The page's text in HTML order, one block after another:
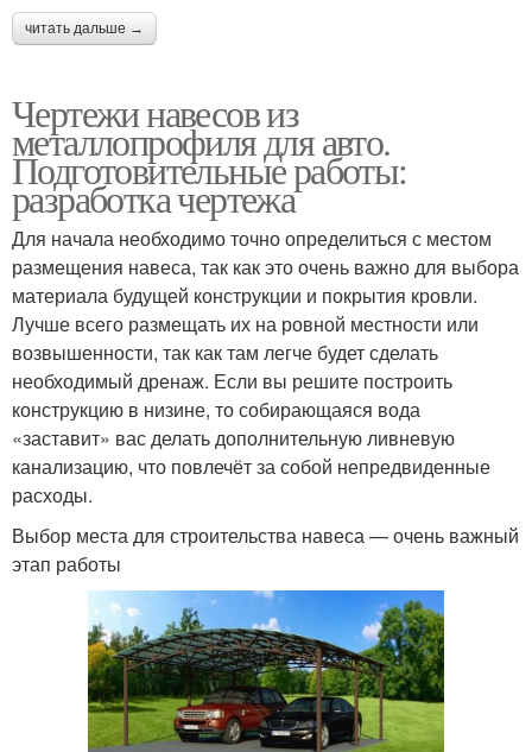
читать дальше →
Чертежи навесов из
металлопрофиля для авто.
Подготовительные работы:
разработка чертежа
Для начала необходимо точно определиться с местом
размещения навеса, так как это очень важно для выбора
материала будущей конструкции и покрытия кровли.
Лучше всего размещать их на ровной местности или
возвышенности, так как там легче будет сделать
необходимый дренаж. Если вы решите построить
конструкцию в низине, то собирающаяся вода
«заставит» вас делать дополнительную ливневую
канализацию, что повлечёт за собой непредвиденные
расходы.
Выбор места для строительства навеса — очень важный
этап работы